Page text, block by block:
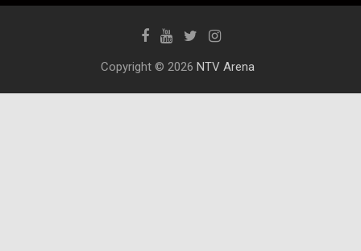
Copyright © 2026 NTV Arena